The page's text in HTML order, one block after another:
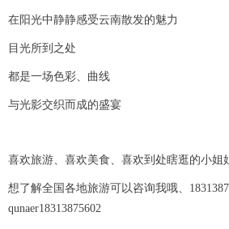
在阳光中静静感受云南散发的魅力
目光所到之处
都是一场色彩、曲线
与光影交织而成的盛宴
喜欢旅游、喜欢美食、喜欢到处瞎逛的小姐
想了解全国各地旅游可以咨询我哦、
qunaer18313875602